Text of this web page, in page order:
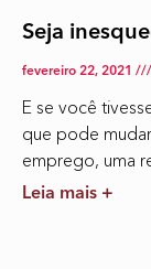
Seja
fevereiro 22, 2021
E se você
que pode
emprego, uma
Leia mais +